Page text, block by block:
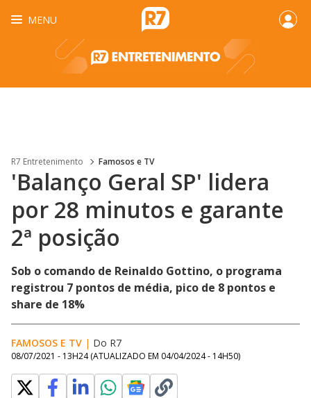
MENU
R7 Entretenimento Famosos e TV
'Balanço Geral SP' lidera
por 28 minutos e garante
2ª posição
Sob o comando de Reinaldo Gottino, o programa
registrou 7 pontos de média, pico de 8 pontos e
share de 18%
FAMOSOS E TV | Do R7
08/07/2021 - 13H24 (ATUALIZADO EM 04/04/2024 - 14H50)